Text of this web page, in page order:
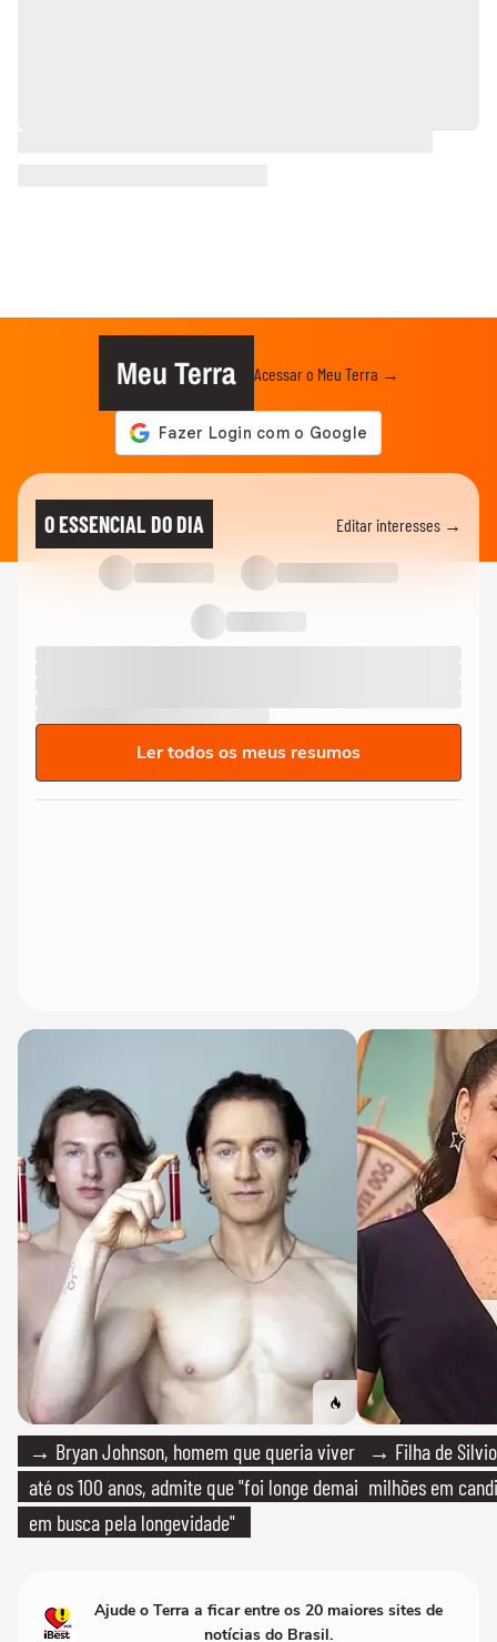
Meu Terra Acessar o Meu Terra →
O ESSENCIAL DO DIA Editar interesses →
Ler todos os meus resumos
→ Bryan Johnson, homem que queria viver
até os 100 anos, admite que "foi longe demais
em busca pela longevidade"
→ Filha de Silvio
milhões em
Ajude o Terra a ficar entre os 20 maiores sites de
notícias do Brasil.